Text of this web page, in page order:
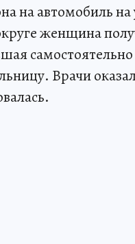
на автомобиль
женщина
Врачи